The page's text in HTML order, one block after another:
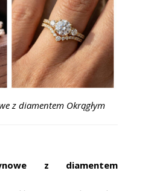
z diamentem Okrągłym
z diamentem